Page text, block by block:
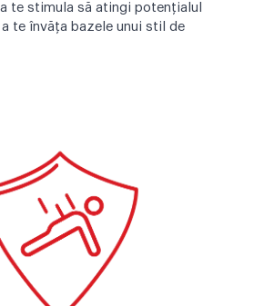
te stimula să atingi potențialul
te învăța bazele unui stil de